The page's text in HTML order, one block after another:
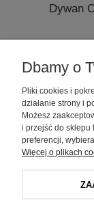
Dywan
Dbamy o
Pliki cookies i
działanie strony i
Możesz
i przejść do sklepu
preferencji,
Więcej o plikach